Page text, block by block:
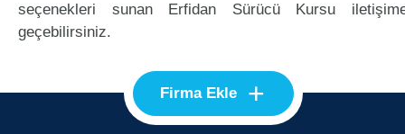
seçenekleri sunan Erfidan Sürücü Kursu
geçebilirsiniz.
Firma Ekle +